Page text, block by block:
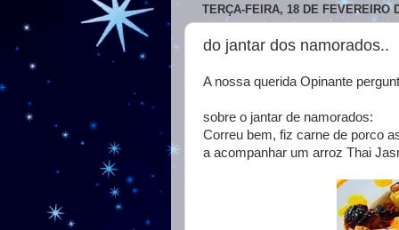
TERÇA-FEIRA, 18 DE FEVEREIRO
do jantar dos namorados..
A nossa querida Opinante
sobre o jantar de namorados:
Correu bem, fiz carne de porco
a acompanhar um arroz Thai